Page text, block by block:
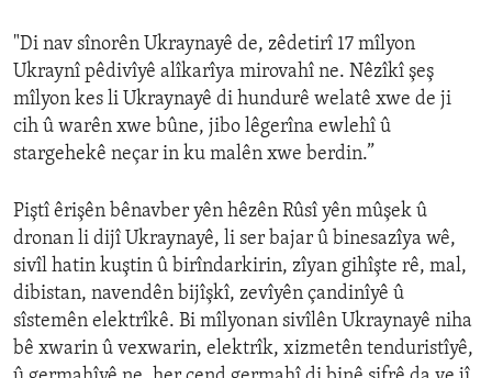
"Di nav sînorên Ukraynayê de, zêdetirî 17 mîlyon
Ukraynî pêdivîyê alîkarîya mirovahî ne. Nêzîkî şeş
mîlyon kes li Ukraynayê di hundurê welatê xwe de ji
cih û warên xwe bûne, jibo lêgerîna ewlehî û
stargehekê neçar in ku malên xwe berdin.”
Piştî êrişên bênavber yên hêzên Rûsî yên mûşek û
dronan li dijî Ukraynayê, li ser bajar û binesazîya wê,
sivîl hatin kuştin û birîndarkirin, zîyan gihîşte rê, mal,
dibistan, navendên bijîşkî, zevîyên çandinîyê û
sîstemên elektrîkê. Bi mîlyonan sivîlên Ukraynayê niha
bê xwarin û vexwarin, elektrîk, xizmetên tenduristîyê,